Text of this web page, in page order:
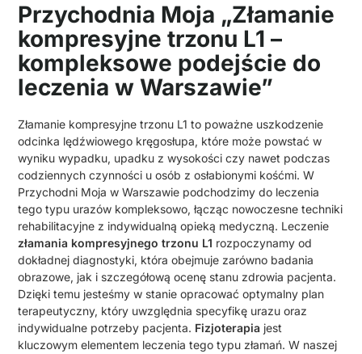
Przychodnia Moja „Złamanie
kompresyjne trzonu L1 –
kompleksowe podejście do
leczenia w Warszawie”
Złamanie kompresyjne trzonu L1 to poważne uszkodzenie
odcinka lędźwiowego kręgosłupa, które może powstać w
wyniku wypadku, upadku z wysokości czy nawet podczas
codziennych czynności u osób z osłabionymi kośćmi. W
Przychodni Moja w Warszawie podchodzimy do leczenia
tego typu urazów kompleksowo, łącząc nowoczesne techniki
rehabilitacyjne z indywidualną opieką medyczną. Leczenie
złamania kompresyjnego trzonu L1 rozpoczynamy od
dokładnej diagnostyki, która obejmuje zarówno badania
obrazowe, jak i szczegółową ocenę stanu zdrowia pacjenta.
Dzięki temu jesteśmy w stanie opracować optymalny plan
terapeutyczny, który uwzględnia specyfikę urazu oraz
indywidualne potrzeby pacjenta. Fizjoterapia jest
kluczowym elementem leczenia tego typu złamań. W naszej